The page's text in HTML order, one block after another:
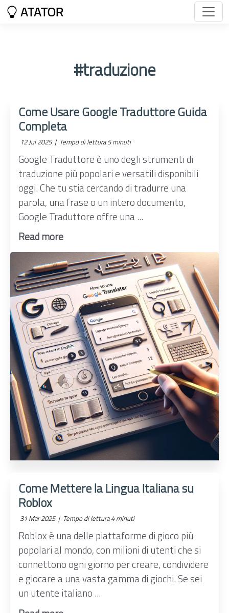
ATATOR
#traduzione
Come Usare Google Traduttore Guida
Completa
12 Jul 2025 | Tempo di lettura 5 minuti
Google Traduttore è uno degli strumenti di
traduzione più popolari e versatili disponibili
oggi. Che tu stia cercando di tradurre una
parola, una frase o un intero documento,
Google Traduttore offre una ...
Read more
Come Mettere la Lingua Italiana su
Roblox
31 Mar 2025 | Tempo di lettura 4 minuti
Roblox è una delle piattaforme di gioco più
popolari al mondo, con milioni di utenti che si
connettono ogni giorno per creare, condividere
e giocare a una vasta gamma di giochi. Se sei
un utente italiano ...